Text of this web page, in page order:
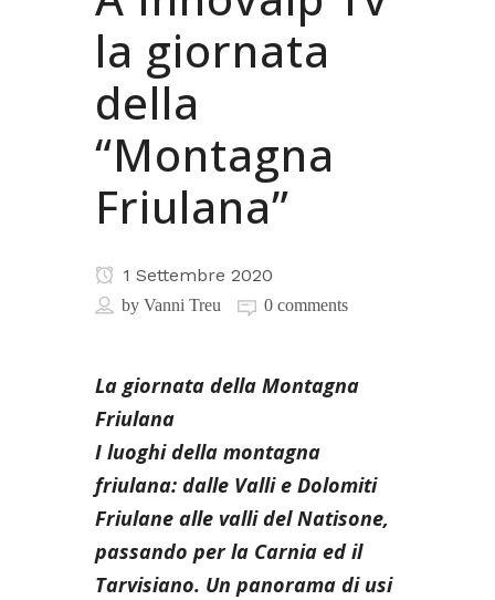
la giornata
della
“Montagna
Friulana”
1 Settembre 2020
by Vanni Treu 0 comments
La giornata della Montagna
Friulana
I luoghi della montagna
friulana: dalle Valli e Dolomiti
Friulane alle valli del Natisone,
passando per la Carnia ed il
Tarvisiano. Un panorama di usi